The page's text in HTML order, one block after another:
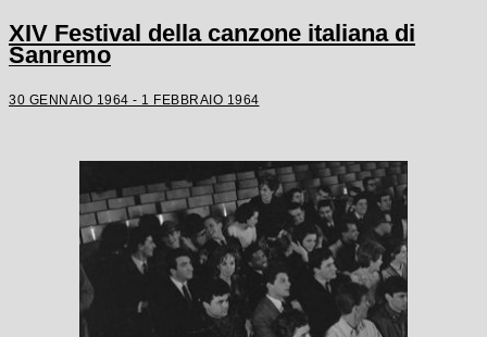
XIV Festival della canzone italiana di
Sanremo
30 GENNAIO 1964 - 1 FEBBRAIO 1964